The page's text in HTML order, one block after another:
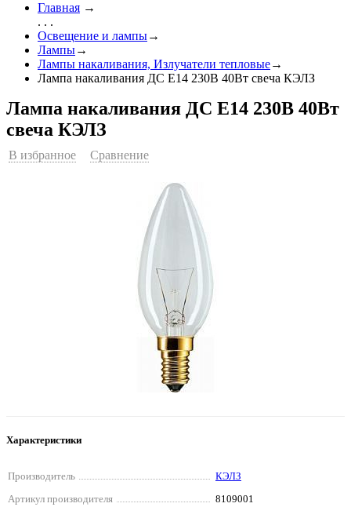
Главная →
. . .
Освещение и лампы→
Лампы→
Лампы накаливания, Излучатели тепловые→
Лампа накаливания ДС Е14 230В 40Вт свеча КЭЛЗ
Лампа накаливания ДС Е14 230В 40Вт
свеча КЭЛЗ
В избранное Сравнение
Характеристики
Производитель
КЭЛЗ
Артикул производителя
8109001